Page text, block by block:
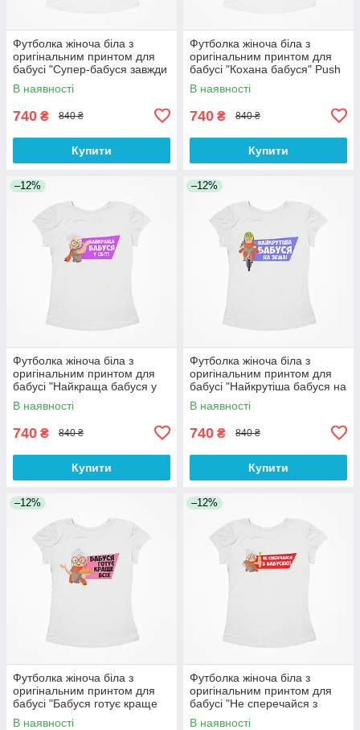
Футболка жіноча біла з
оригінальним принтом для
бабусі "Супер-бабуся завжди
прийде на допомогу" Push IT
В наявності
740 ₴ 840 ₴
Купити
Футболка жіноча біла з
оригінальним принтом для
бабусі "Кохана бабуся" Push
IT
В наявності
740 ₴ 840 ₴
Купити
–12%
Футболка жіноча біла з
оригінальним принтом для
бабусі "Найкраща бабуся у
світі" Push IT
В наявності
740 ₴ 840 ₴
Купити
–12%
Футболка жіноча біла з
оригінальним принтом для
бабусі "Найкрутіша бабуся на
землі" Push IT
В наявності
740 ₴ 840 ₴
Купити
–12%
Футболка жіноча біла з
оригінальним принтом для
бабусі "Бабуся готує краще
всіх" Push IT
В наявності
–12%
Футболка жіноча біла з
оригінальним принтом для
бабусі "Не сперечайся з
бабусею" Push IT
В наявності